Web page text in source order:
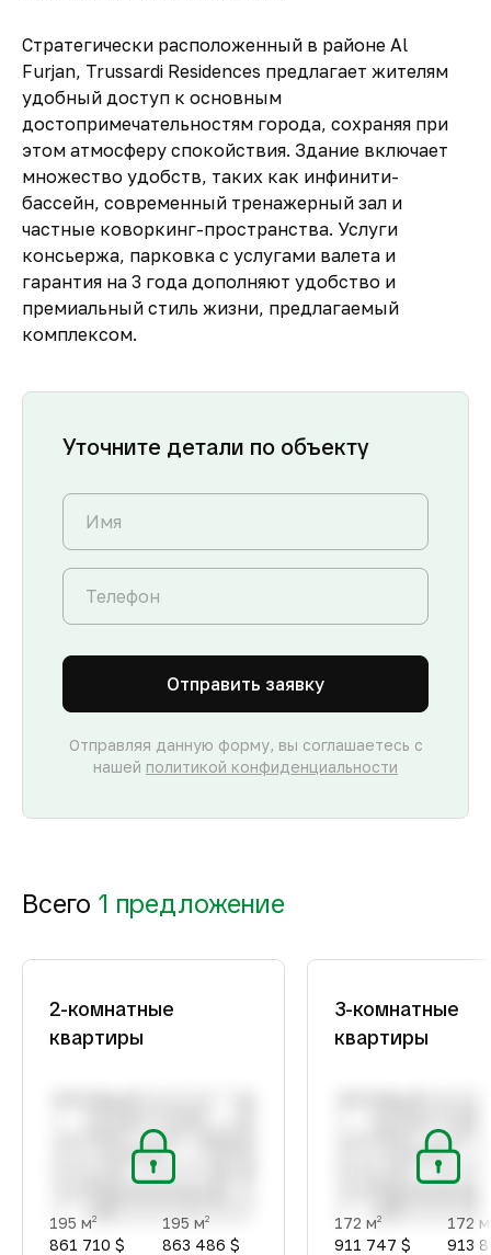
Стратегически расположенный в районе Al
Furjan, Trussardi Residences предлагает жителям
удобный доступ к основным
достопримечательностям города, сохраняя при
этом атмосферу спокойствия. Здание включает
множество удобств, таких как инфинити-
бассейн, современный тренажерный зал и
частные коворкинг-пространства. Услуги
консьержа, парковка с услугами валета и
гарантия на 3 года дополняют удобство и
премиальный стиль жизни, предлагаемый
комплексом.
Уточните детали по объекту
Отправить заявку
Отправляя данную форму, вы соглашаетесь с
нашей политикой конфиденциальности
Всего 1 предложение
2-комнатные
квартиры
195 м2
861 710 $
195 м2
863 486 $
3-комнатные
квартиры
172 м2
911 747 $
172 м
913